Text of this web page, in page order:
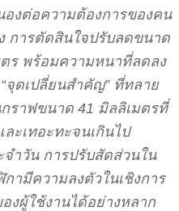
องต่อความต้องการของคน
การตัดสินใจปรับลดขนาด
ร พร้อมความหนาที่ลดลง
จุดเปลี่ยนสำคัญ” ที่ทลาย
ราฟขนาด 41 มิลลิเมตรที่
ะเทอะทะจนเกินไป
ำวัน การปรับสัดส่วนใน
ามีความลงตัวในเชิงการ
งผู้ใช้งานได้อย่างหลาก